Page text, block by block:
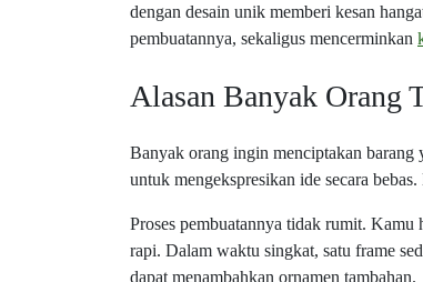
dengan desain unik memberi kesan
pembuatannya, sekaligus mencerminkan
Alasan Banyak Orang
Banyak orang ingin menciptakan
untuk mengekspresikan ide secara
Proses pembuatannya tidak rumit. Kamu
rapi. Dalam waktu singkat, satu frame
dapat menambahkan ornamen tambahan.